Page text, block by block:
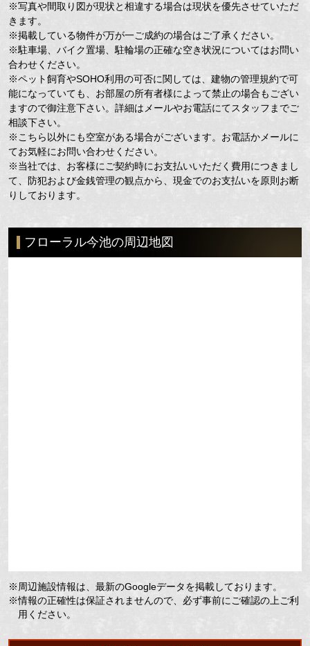
※写真や間取り図が現状と相違する場合は現状を優先させていただ
きます。
※掲載している物件が万が一ご成約の場合はご了承ください。
※駐車場、バイク置場、駐輪場の正確な空き状況についてはお問い
合わせください。
※ペット飼育やSOHO利用の可否に関しては、建物の管理規約で可
能になっていても、お部屋の所有者様によって禁止の場合もござい
ますので御注意下さい。詳細はメールやお電話にてスタッフまでご
相談下さい。
※こちら以外にも空室がある場合がございます。お電話かメールに
てお気軽にお問い合わせください。
※当社では、お客様にご契約時にお支払いいただく費用につきまし
て、防犯および金銭管理の観点から、現金でのお支払いを原則お断
りしております。
フローラル今池の周辺地図
※周辺施設情報は、最新のGoogleデータを掲載しております。
※情報の正確性は保証されませんので、必ず事前にご確認の上ご利
用ください。